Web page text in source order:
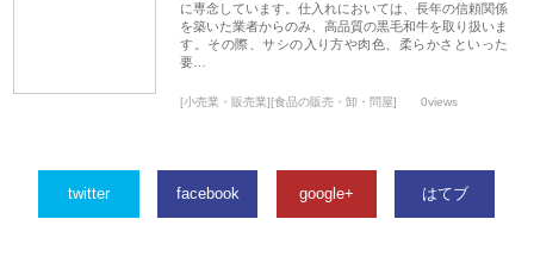
に専念しています。仕入れにおいては、長年の信頼関係
を築いた業者からのみ、高品質の黒毛和牛を取り扱いま
す。その際、サシの入り方や肉色、柔らかさといった
要…
[小売業・販売業][食品の販売・卸・問屋] 0views
twitter facebook google+ はてブ